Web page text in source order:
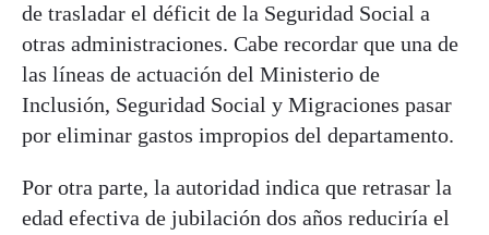
de trasladar el déficit de la Seguridad Social a
otras administraciones. Cabe recordar que una de
las líneas de actuación del Ministerio de
Inclusión, Seguridad Social y Migraciones pasar
por eliminar gastos impropios del departamento.
Por otra parte, la autoridad indica que retrasar la
edad efectiva de jubilación dos años reduciría el